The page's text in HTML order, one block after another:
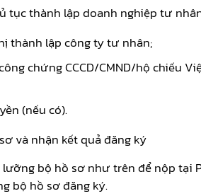
tục thành lập doanh nghiệp tư
thành lập công ty tư nhân;
chứng CCCD/CMND/hộ chiếu
(nếu có).
và nhận kết quả đăng ký
lưỡng bộ hồ sơ như trên để nộp
bộ hồ sơ đăng ký.